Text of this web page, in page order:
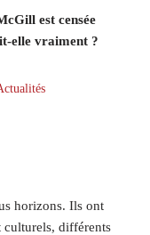
est censée
elle vraiment ?
horizons. Ils ont
culturels, différents